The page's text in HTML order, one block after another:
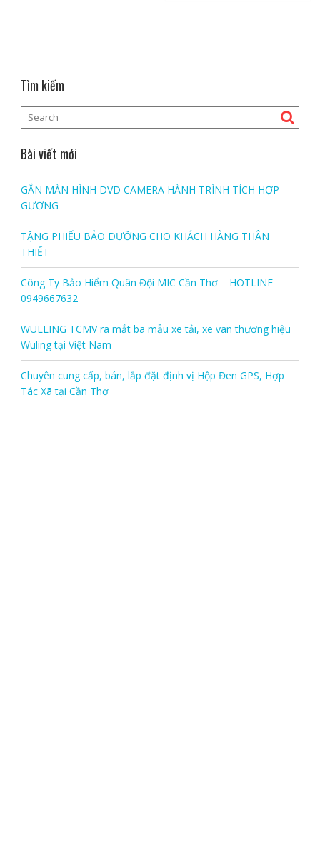
Tìm kiếm
Bài viết mới
GẮN MÀN HÌNH DVD CAMERA HÀNH TRÌNH TÍCH HỢP
GƯƠNG
TẶNG PHIẾU BẢO DƯỠNG CHO KHÁCH HÀNG THÂN
THIẾT
Công Ty Bảo Hiểm Quân Đội MIC Cần Thơ – HOTLINE
0949667632
WULLING TCMV ra mắt ba mẫu xe tải, xe van thương hiệu
Wuling tại Việt Nam
Chuyên cung cấp, bán, lắp đặt định vị Hộp Đen GPS, Hợp
Tác Xã tại Cần Thơ